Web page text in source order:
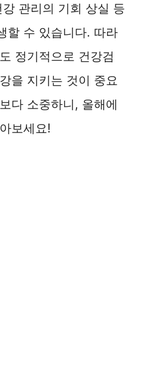
관리의 기회 상실 등
할 수 있습니다. 따라
정기적으로 건강검
을 지키는 것이 중요
다 소중하니, 올해에
보세요!